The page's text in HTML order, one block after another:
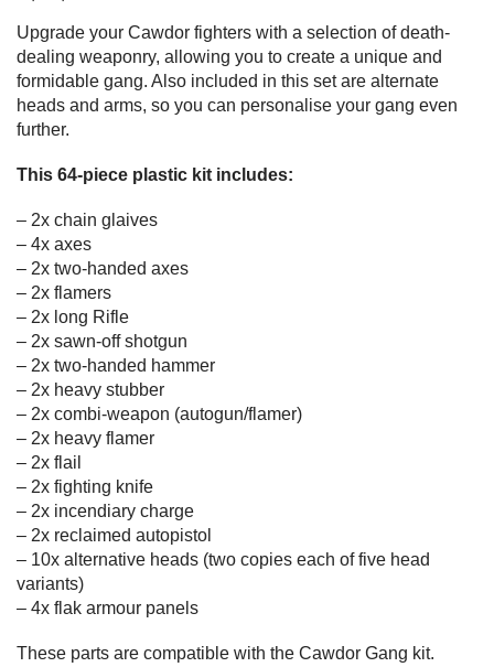
Upgrade your Cawdor fighters with a selection of death-
dealing weaponry, allowing you to create a unique and
formidable gang. Also included in this set are alternate
heads and arms, so you can personalise your gang even
further.
This 64-piece plastic kit includes:
– 2x chain glaives
– 4x axes
– 2x two-handed axes
– 2x flamers
– 2x long Rifle
– 2x sawn-off shotgun
– 2x two-handed hammer
– 2x heavy stubber
– 2x combi-weapon (autogun/flamer)
– 2x heavy flamer
– 2x flail
– 2x fighting knife
– 2x incendiary charge
– 2x reclaimed autopistol
– 10x alternative heads (two copies each of five head
variants)
– 4x flak armour panels
These parts are compatible with the Cawdor Gang kit.